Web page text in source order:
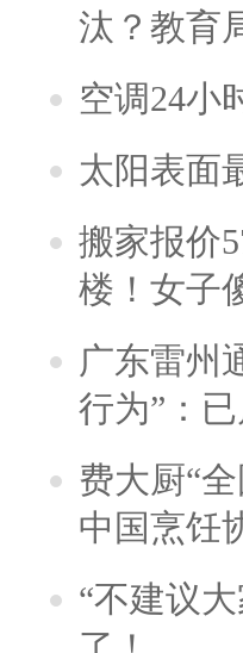
汰？教育
空调24小
太阳表面
搬家报价
楼！女
广东雷州
行为”：
费大厨“
中国烹饪
“不建议